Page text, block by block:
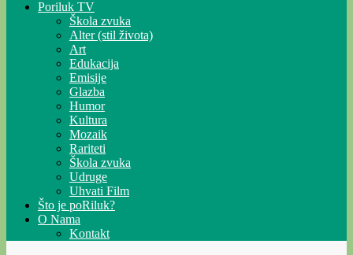
Poriluk TV
Škola zvuka
Alter (stil života)
Art
Edukacija
Emisije
Glazba
Humor
Kultura
Mozaik
Rariteti
Škola zvuka
Udruge
Uhvati Film
Što je poRiluk?
O Nama
Kontakt